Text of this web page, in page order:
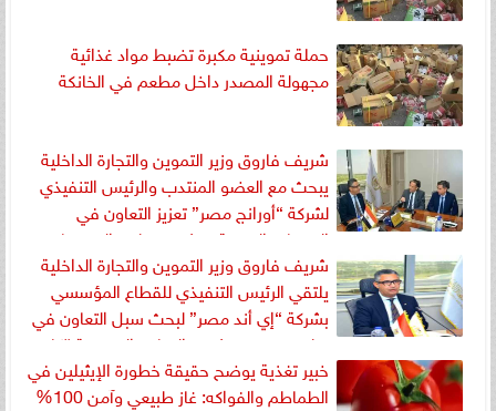
حملة تموينية مكبرة تضبط مواد غذائية
مجهولة المصدر داخل مطعم في الخانكة
شريف فاروق وزير التموين والتجارة الداخلية
يبحث مع العضو المنتدب والرئيس التنفيذي
لشركة “أورانج مصر” تعزيز التعاون في
الخدمات الرقمية بمشروع تطوير المجمعات
الاستهلاكية والمنافذ التموينية “كاري أون”
شريف فاروق وزير التموين والتجارة الداخلية
يلتقي الرئيس التنفيذي للقطاع المؤسسي
بشركة “إي أند مصر” لبحث سبل التعاون في
تطوير وتزويد مشروع المنافذ التموينية “كاري
أون” بأحدث الأنظمة الإلكترونيةخبير تغذية يوضح حقيقة خطورة الإيثيلين في
الطماطم والفواكه: غاز طبيعي وآمن 100%